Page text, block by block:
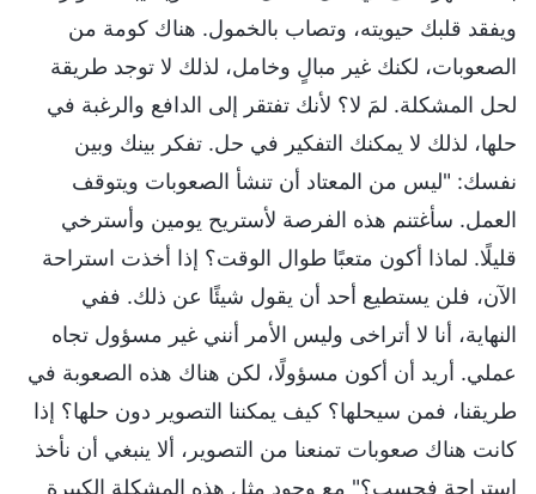
ويفقد قلبك حيويته، وتصاب بالخمول. هناك كومة من
الصعوبات، لكنك غير مبالٍ وخامل، لذلك لا توجد طريقة
لحل المشكلة. لمَ لا؟ لأنك تفتقر إلى الدافع والرغبة في
حلها، لذلك لا يمكنك التفكير في حل. تفكر بينك وبين
نفسك: "ليس من المعتاد أن تنشأ الصعوبات ويتوقف
العمل. سأغتنم هذه الفرصة لأستريح يومين وأسترخي
قليلًا. لماذا أكون متعبًا طوال الوقت؟ إذا أخذت استراحة
الآن، فلن يستطيع أحد أن يقول شيئًا عن ذلك. ففي
النهاية، أنا لا أتراخى وليس الأمر أنني غير مسؤول تجاه
عملي. أريد أن أكون مسؤولًا، لكن هناك هذه الصعوبة في
طريقنا، فمن سيحلها؟ كيف يمكننا التصوير دون حلها؟ إذا
كانت هناك صعوبات تمنعنا من التصوير، ألا ينبغي أن نأخذ
استراحة فحسب؟" مع وجود مثل هذه المشكلة الكبيرة